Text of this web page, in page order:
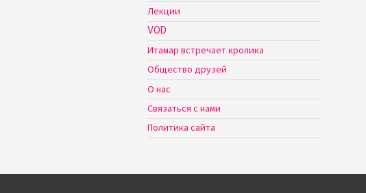
Лекции
VOD
Итамар встречает кролика
Общество друзей
О нас
Связаться с нами
Политика сайта